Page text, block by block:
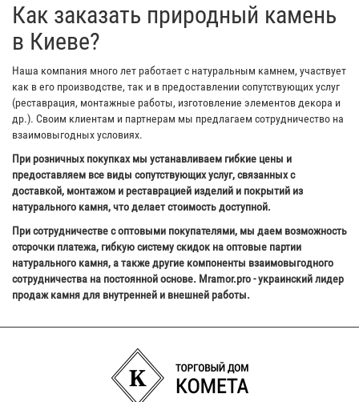
Как заказать природный камень
в Киеве?
Наша компания много лет работает с натуральным камнем, участвует
как в его производстве, так и в предоставлении сопутствующих услуг
(реставрация, монтажные работы, изготовление элементов декора и
др.). Своим клиентам и партнерам мы предлагаем сотрудничество на
взаимовыгодных условиях.
При розничных покупках мы устанавливаем гибкие цены и
предоставляем все виды сопутствующих услуг, связанных с
доставкой, монтажом и реставрацией изделий и покрытий из
натурального камня, что делает стоимость доступной.
При сотрудничестве с оптовыми покупателями, мы даем возможность
отсрочки платежа, гибкую систему скидок на оптовые партии
натурального камня, а также другие компоненты взаимовыгодного
сотрудничества на постоянной основе. Mramor.pro - украинский лидер
продаж камня для внутренней и внешней работы.